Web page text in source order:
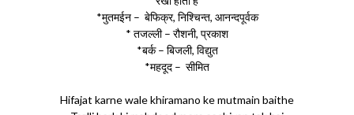
*मुतमईन – बेफिक्र, निश्चिन्त, आनन्दपूर्वक
* तजल्ली – रौशनी, प्रकाश
*बर्क – बिजली, विद्युत
*महदूद – सीमित
Hifajat karne wale khiramano ke mutmain baithe